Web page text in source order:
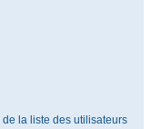
la liste des utilisateurs